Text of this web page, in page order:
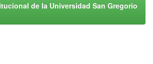
de la Universidad San Gregorio